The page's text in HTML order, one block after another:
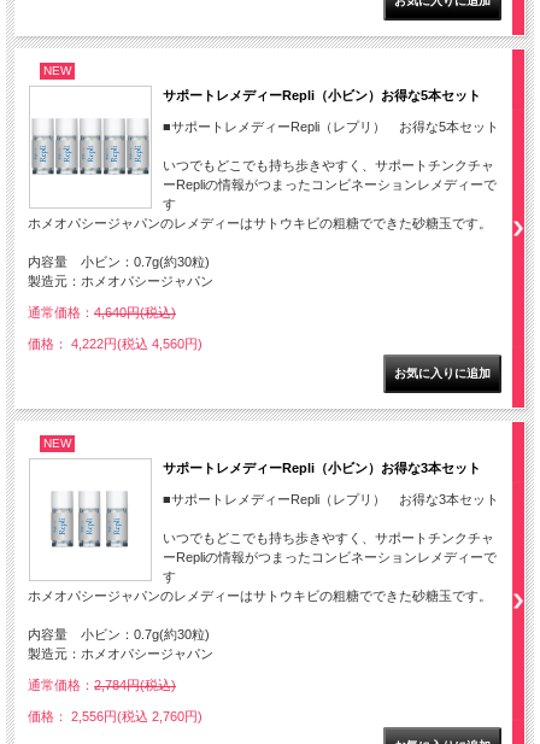
NEW
サポートレメディーRepli（小ビン）お得な5本セット
■サポートレメディーRepli（レプリ） お得な5本セット
いつでもどこでも持ち歩きやすく、サポートチンクチャ
ーRepliの情報がつまったコンビネーションレメディーで
す
ホメオパシージャパンのレメディーはサトウキビの粗糖でできた砂糖玉です。
内容量 小ビン：0.7g(約30粒)
製造元：ホメオパシージャパン
通常価格： 4,640円(税込)
価格： 4,222円(税込 4,560円)
NEW
サポートレメディーRepli（小ビン）お得な3本セット
■サポートレメディーRepli（レプリ） お得な3本セット
いつでもどこでも持ち歩きやすく、サポートチンクチャ
ーRepliの情報がつまったコンビネーションレメディーで
す
ホメオパシージャパンのレメディーはサトウキビの粗糖でできた砂糖玉です。
内容量 小ビン：0.7g(約30粒)
製造元：ホメオパシージャパン
通常価格： 2,784円(税込)
価格： 2,556円(税込 2,760円)